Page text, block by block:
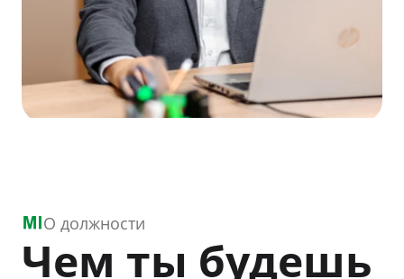
О должности
Чем ты будешь